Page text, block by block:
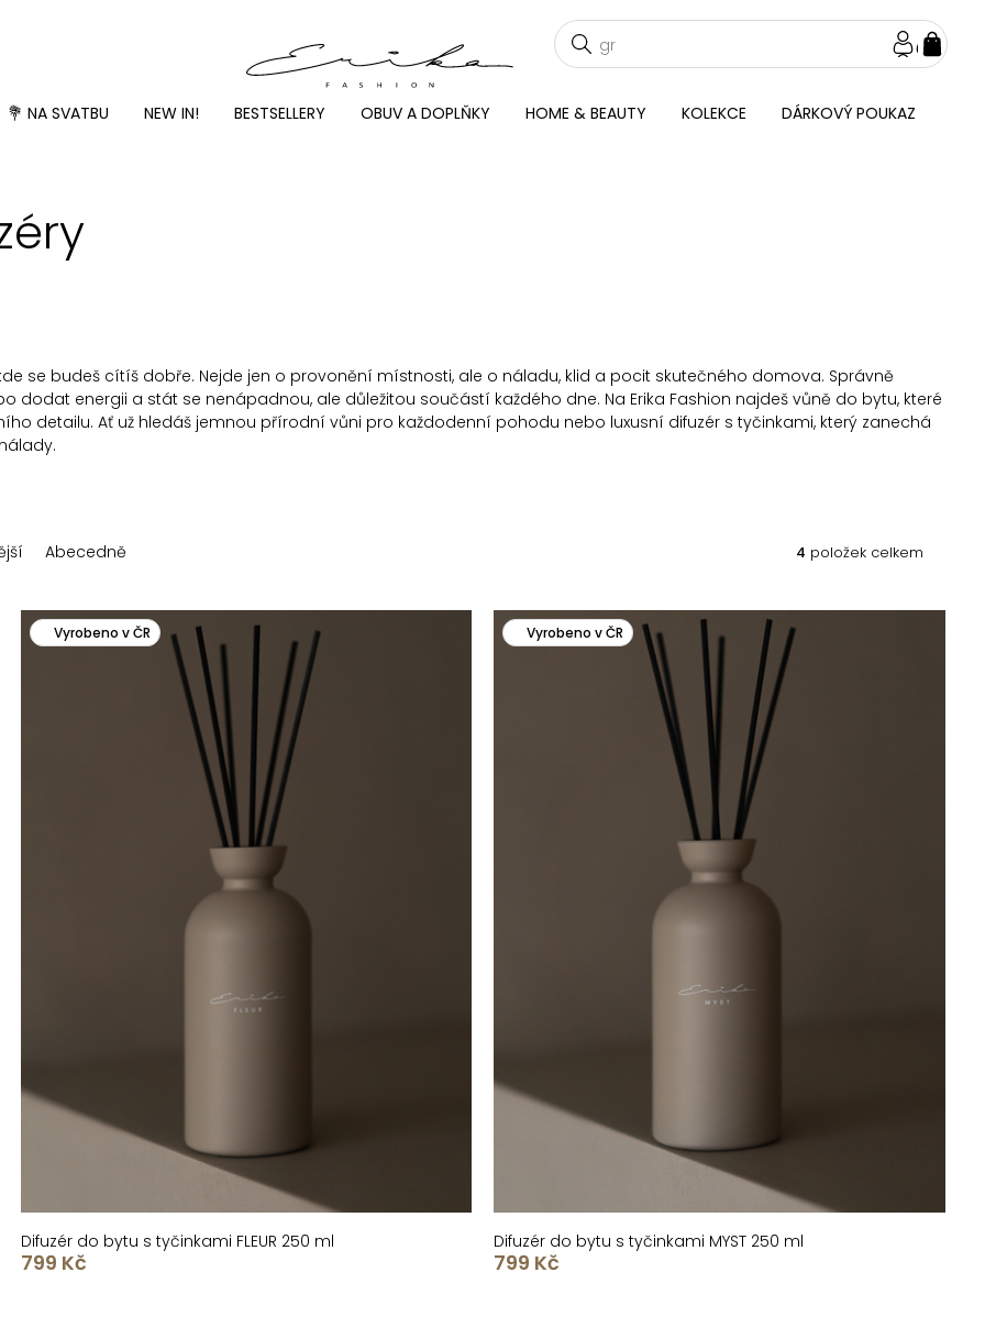
💐 NA SVATBU NEW IN! BESTSELLERY OBUV A DOPLŇKY HOME & BEAUTY KOLEKCE DÁRKOVÝ POUKAZ
se budeš cítíš dobře. Nejde jen o provonění místnosti, ale o náladu, klid a pocit skutečného domova. Správně
dodat energii a stát se nenápadnou, ale důležitou součástí každého dne. Na Erika Fashion najdeš vůně do bytu, které
detailu. Ať už hledáš jemnou přírodní vůni pro každodenní pohodu nebo luxusní difuzér s tyčinkami, který zanechá
Abecedně 4 položek celkem
Vyrobeno v ČR
Difuzér do bytu s tyčinkami FLEUR 250 ml
799 Kč
Vyrobeno v ČR
Difuzér do bytu s tyčinkami MYST 250 ml
799 Kč